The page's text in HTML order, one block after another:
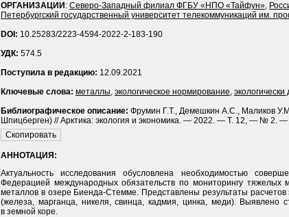
ОРГАНИЗАЦИИ : Северо-Западный филиал ФГБУ «НПО «Тайфун»,
Петербургский государственный университет телекоммуникаций им.
DOI: 10.25283/2223-4594-2022-2-183-190
УДК: 574.5
Поступила в редакцию: 12.09.2021
Ключевые слова: металлы, экологическое нормирование,
Библиографическое описание: Фрумин Г.Т., Демешкин А.С., Маликов
Шпицберген) // Арктика: экология и экономика. — 2022. — Т. 12, — № 2.
АННОТАЦИЯ:
Актуальность исследования обусловлена необходимостью
Федерацией международных обязательств по мониторингу тяжелых
металлов в озере Биенда-Стемме. Представлены результаты
(железа, марганца, никеля, свинца, кадмия, цинка, меди). Выявлено
в земной коре.